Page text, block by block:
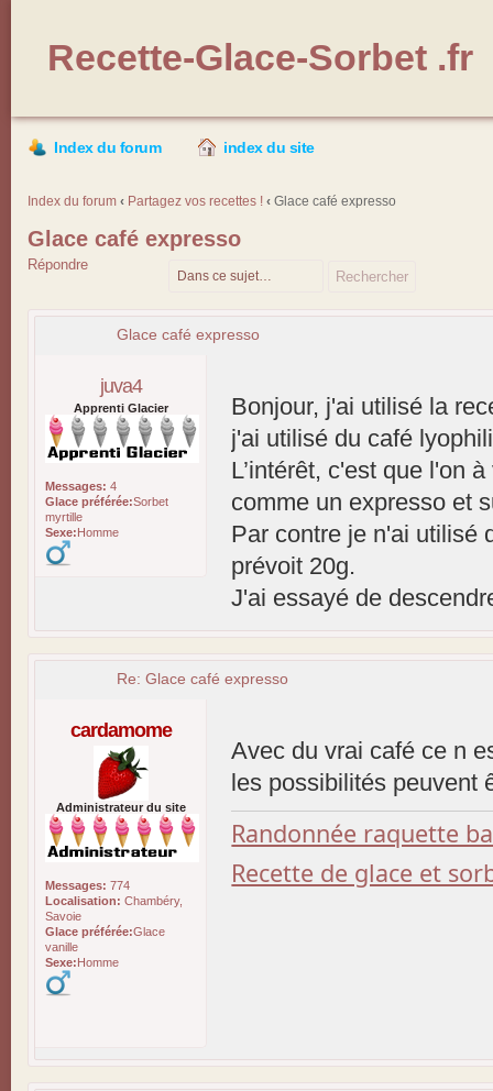
Recette-Glace-Sorbet .fr
Index du forum index du site
Index du forum ‹ Partagez vos recettes ! ‹ Glace café expresso
Glace café expresso
Répondre
Glace café expresso
juva4
Apprenti Glacier
Messages: 4
Glace préférée:Sorbet
myrtille
Sexe:Homme
Bonjour, j'ai utilisé la
j'ai utilisé du café
L’intérêt, c'est que l'on
comme un expresso et
Par contre je n'ai utilisé
prévoit 20g.
J'ai essayé de
Re: Glace café expresso
cardamome
Administrateur du site
Messages: 774
Localisation: Chambéry,
Savoie
Glace préférée:Glace
vanille
Sexe:Homme
Avec du vrai café ce n
les possibilités peuvent
Randonnée raquette
Recette de glace et